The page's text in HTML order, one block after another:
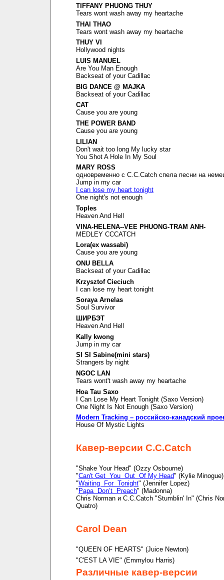
TIFFANY PHUONG THUY
Tears wont wash away my heartache
THAI THAO
Tears wont wash away my heartache
THUY VI
Hollywood nights
LUIS MANUEL
Are You Man Enough
Backseat of your Cadillac
BIG DANCE @ MAJKA
Backseat of your Cadillac
CAT
Cause you are young
THE POWER BAND
Cause you are young
LILIAN
Don't wait too long My lucky star
You Shot A Hole In My Soul
MARY ROSS
одновременно с C.C.Catch спела песни на
Jump in my car
I can lose my heart tonight
One night's not enough
Toples
Heaven And Hell
VINA-HELENA--VEE PHUONG-TRAM ANH-
MEDLEY CCCATCH
Lora(ex wassabi)
Cause you are young
ONU BELLA
Backseat of your Cadillac
Krzysztof Cieciuch
I can lose my heart tonight
Soraya Arnelas
Soul Survivor
ШИРБЭТ
Heaven And Hell
Kally kwong
Jump in my car
SI SI Sabine(mini stars)
Strangers by night
NGOC LAN
Tears wont't wash away my heartache
Hoa Tau Saxo
I Can Lose My Heart Tonight (Saxo Version)
One Night Is Not Enough (Saxo Version)
Modern Tracking – российско-канадский
House Of Mystic Lights
Кавер-версии C.C.Catch
"Shake Your Head" (Ozzy Osbourne)
"Can't Get You Out Of My Head" (Kylie Minogue)
"Waiting For Tonight" (Jennifer Lopez)
" Papa Don’t Preach" (Madonna)
Chris Norman и C.C.Catch "Stumblin' In" (Chris
Quatro)
Carol Dean
"QUEEN OF HEARTS" (Juice Newton)
"C'EST LA VIE" (Emmylou Harris)
Различные кавер-версии